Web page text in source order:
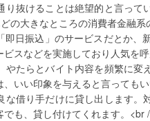
り抜けることは絶望的と言って
の大きなところの消費者金融
即日振込」のサービスだとか、
スなどを実施しており人気を
やたらとバイト内容を頻繁に変
いい印象を与えると言っても
な借り手だけに貸し出します。
も、貸し付けてくれます。<br